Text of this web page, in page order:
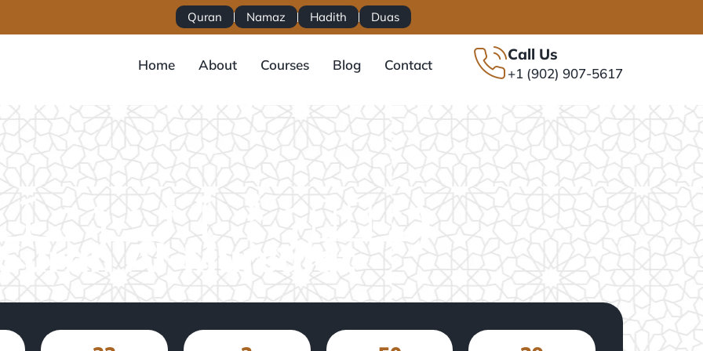
Quran Namaz Hadith Duas
Home About Courses Blog Contact
Call Us
+1 (902) 907-5617
(سُوۡرَةُ ٱلْمُرْسَلَات)
Al-Mursalat